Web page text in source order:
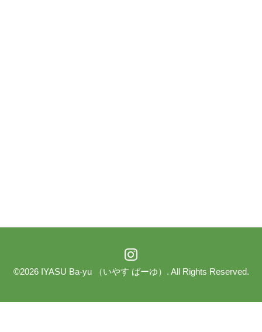
©2026 IYASU Ba-yu （いやす ばーゆ） . All Rights Reserved.